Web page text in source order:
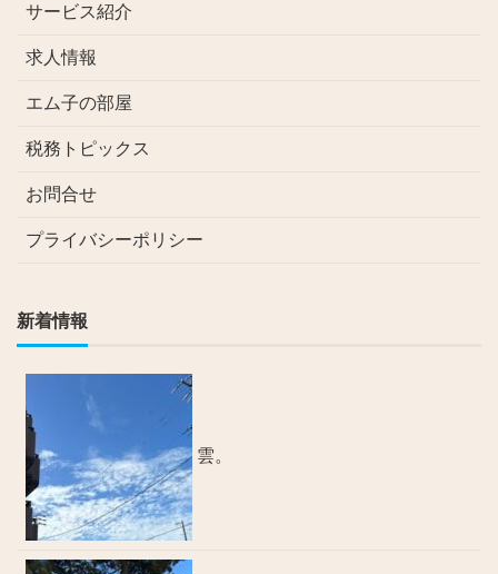
サービス紹介
求人情報
エム子の部屋
税務トピックス
お問合せ
プライバシーポリシー
新着情報
雲。